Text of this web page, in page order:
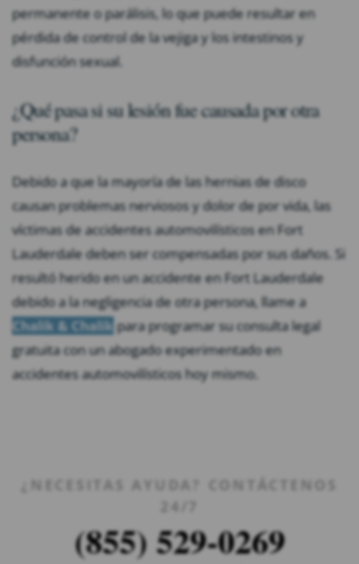
permanente o parálisis, lo que puede resultar en
pérdida de control de la vejiga y los intestinos y
disfunción sexual.
¿Qué pasa si su lesión fue causada por otra
persona?
Debido a que la mayoría de las hernias de disco
causan problemas nerviosos y dolor de por vida, las
víctimas de accidentes automovilísticos en Fort
Lauderdale deben ser compensadas por sus daños. Si
resultó herido en un accidente en Fort Lauderdale
debido a la negligencia de otra persona, llame a
Chalik & Chalik para programar su consulta legal
gratuita con un abogado experimentado en
accidentes automovilísticos hoy mismo.
¿NECESITAS AYUDA? CONTÁCTENOS
24/7
(855) 529-0269